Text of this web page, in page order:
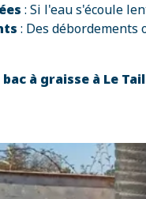
: Si l'eau s'écoule
: Des débordements
à graisse à Le